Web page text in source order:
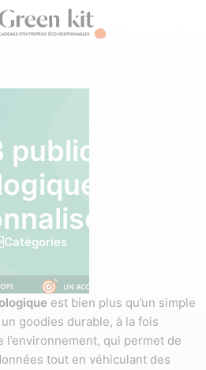
publicitaires
Catégories
est bien plus qu’un simple
goodies durable, à la fois
qui permet de
tout en véhiculant des